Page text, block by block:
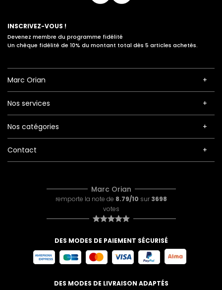
INSCRIVEZ-VOUS !
Devenez membre du programme fidélité
Un chèque fidélité de 10% du montant total dès 5 articles achetés.
Marc Orian
Nos services
Nos catégories
Contact
Marc Orian
remporte la note de 8.79/10 sur 3698
votes
DES MODES DE PAIEMENT SÉCURISÉ
DES MODES DE LIVRAISON ADAPTÉS